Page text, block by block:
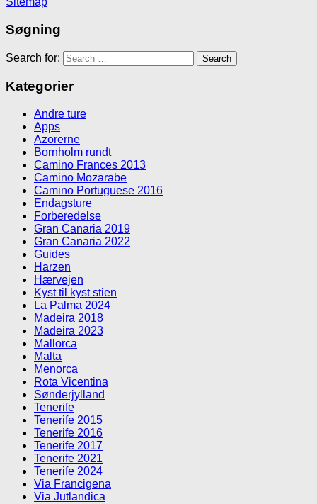
Søgning
Search for:
Kategorier
Andre ture
Apps
Azorerne
Bornholm rundt
Camino Frances 2013
Camino Mozarabe
Camino Portuguese 2016
Endagsture
Forberedelse
Gran Canaria 2019
Gran Canaria 2022
Guides
Harzen
Hærvejen
Kyst til kyst stien
La Palma 2024
Madeira 2018
Madeira 2023
Mallorca
Malta
Menorca
Rota Vicentina
Sønderjylland
Tenerife
Tenerife 2015
Tenerife 2016
Tenerife 2017
Tenerife 2021
Tenerife 2024
Via Francigena
Via Jutlandica